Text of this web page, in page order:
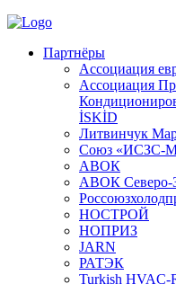
Партнёры
Ассоциация
Aссоциация
İSKİD
Литвинчук
Союз «ИСЗС-
АВОК
АВОК Северо-
НОСТРОЙ
НОПРИЗ
JARN
РАТЭК
Turkish HVAC-